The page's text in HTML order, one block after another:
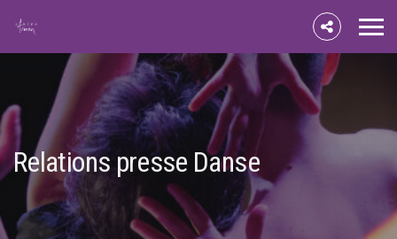
Relations presse Danse